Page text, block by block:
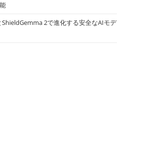
2で進化する安全なAIモデ